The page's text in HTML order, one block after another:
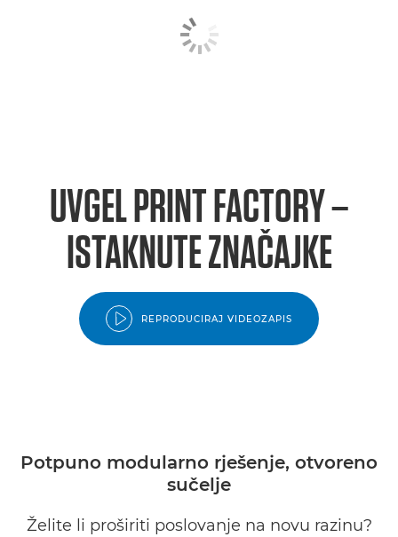
UVGEL PRINT FACTORY –
ISTAKNUTE ZNAČAJKE
REPRODUCIRAJ VIDEOZAPIS
Potpuno modularno rješenje, otvoreno
sučelje
Želite li proširiti poslovanje na novu razinu?